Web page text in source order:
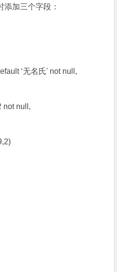
加三个字段：
‘无名氏' not null,
not null,